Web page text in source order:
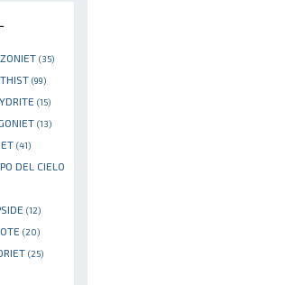
(35)
(99)
(15)
(13)
(41)
DEL CIELO
(12)
(20)
(25)